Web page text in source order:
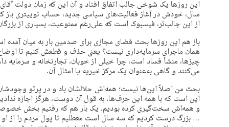
این روزها یک شوخی جالب اتفاق افتاد و آن این که زمان دولت
سال، خودش در آغاز فعالیت‌های سیاسی جدید، حساب توییتری باز
از این جالب‌تر، فیسبوک است که علی‌رغم ممنوعیت، بسیاری از
باز هم این روزها بحث فضای مجازی برای صدمین بار به میان آمده
همان ماجرای سرمایه‌داری نیست؟ یعنی حذف و قطعش کنیم تا
چیزها، منشأ فساد است، چرا خیلی از خوبان، تجارتخانه و
می‌کنند و گاهی به‌عنوان یک مرکز خیریه یا امثال آن.
بحث من اصلاً این‌ها نیست؛ همه‌اش حلالشان باد و در پرتو
این است که با همه این حرف‌ها، به قول آن دوست، هرگز اجازه
و همه‌اش سخت‌گیری کرده بودیم. یک بار هم که رفتیم بخش خصوصی
… بزرگ درست کردیم که سه سال است معطلیم تا پول مردم را از او